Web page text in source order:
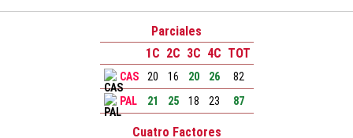
Parciales
1C 2C 3C 4C TOT
CAS 20 16 20 26
82
PAL
21 25 18 23 87
Cuatro Factores